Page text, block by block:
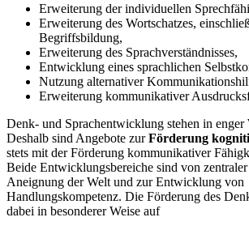
Erweiterung der individuellen
Erweiterung des Wortschatzes,
Begriffsbildung,
Erweiterung des Sprachverständnisses,
Entwicklung eines sprachlichen
Nutzung alternativer
Erweiterung kommunikativer
Denk- und Sprachentwicklung stehen in enger
Deshalb sind Angebote zurFörderung
stets mit der Förderung kommunikativer
Beide Entwicklungsbereiche sind von
Aneignung der Welt und zur Entwicklung von
Handlungskompetenz. Die Förderung des
dabei in besonderer Weise auf